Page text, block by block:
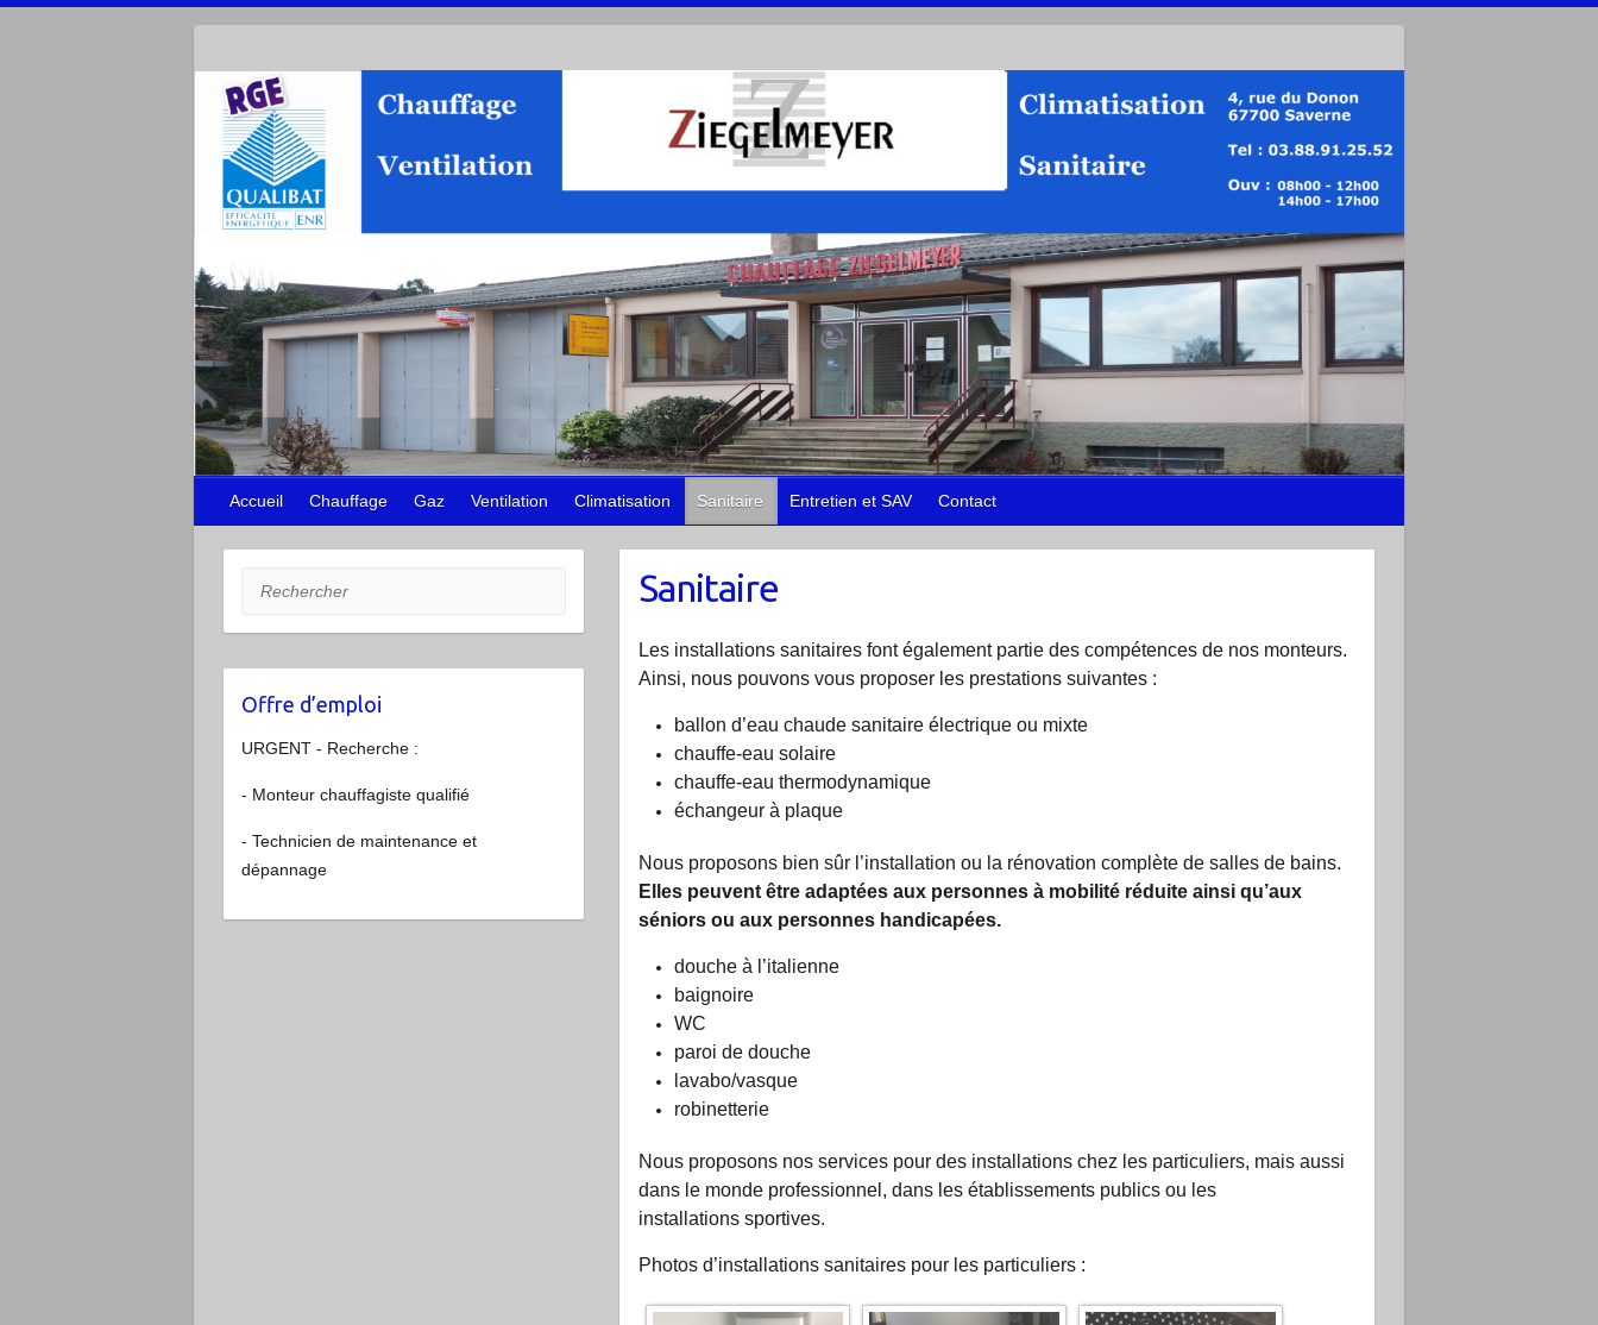
Accueil Chauffage Gaz Ventilation Climatisation Sanitaire Entretien et SAV Contact
Sanitaire
Les installations sanitaires font également partie des compétences de nos monteurs.
Ainsi, nous pouvons vous proposer les prestations suivantes :
ballon d’eau chaude sanitaire électrique ou mixte
chauffe-eau solaire
chauffe-eau thermodynamique
échangeur à plaque
Nous proposons bien sûr l’installation ou la rénovation complète de salles de bains.
Elles peuvent être adaptées aux personnes à mobilité réduite ainsi qu’aux
séniors ou aux personnes handicapées.
douche à l’italienne
baignoire
WC
paroi de douche
lavabo/vasque
robinetterie
Nous proposons nos services pour des installations chez les particuliers, mais aussi
dans le monde professionnel, dans les établissements publics ou les
installations sportives.
Photos d’installations sanitaires pour les particuliers :
Rechercher
Offre d’emploi
URGENT - Recherche :
- Monteur chauffagiste qualifié
- Technicien de maintenance et
dépannage